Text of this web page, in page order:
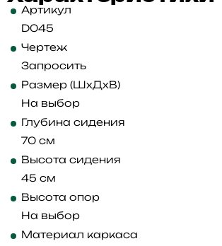
Артикул
D045
Чертеж
Запросить
Размер (ШхДхВ)
На выбор
Глубина сидения
70 см
Высота сидения
45 см
Высота опор
На выбор
Материал каркаса